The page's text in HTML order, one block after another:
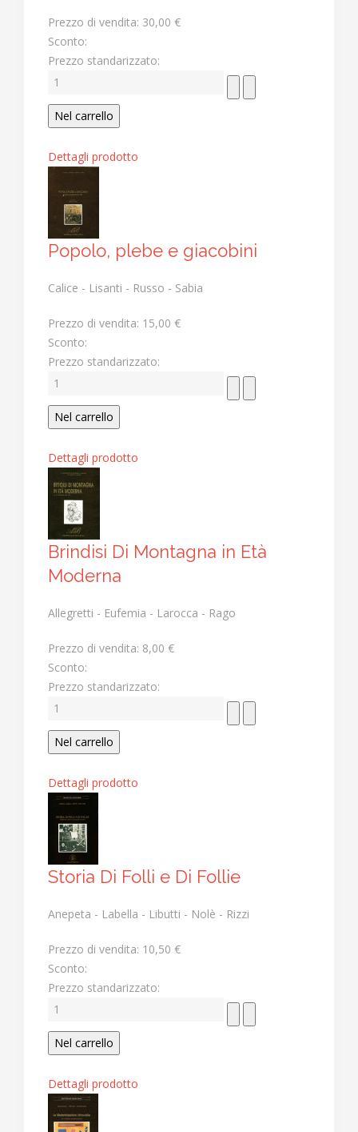
Prezzo di vendita: 30,00 €
Sconto:
Prezzo standarizzato:
Dettagli prodotto
Popolo, plebe e giacobini
Calice - Lisanti - Russo - Sabia
Prezzo di vendita: 15,00 €
Sconto:
Prezzo standarizzato:
Dettagli prodotto
Brindisi Di Montagna in Età
Moderna
Allegretti - Eufemia - Larocca - Rago
Prezzo di vendita: 8,00 €
Sconto:
Prezzo standarizzato:
Dettagli prodotto
Storia Di Folli e Di Follie
Anepeta - Labella - Libutti - Nolè - Rizzi
Prezzo di vendita: 10,50 €
Sconto:
Prezzo standarizzato:
Dettagli prodotto